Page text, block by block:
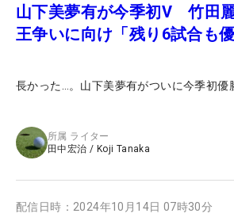
山下美夢有が今季初V 竹田
王争いに向け「残り6試合も
長かった…。山下美夢有がついに今季初優
所属 ライター
田中宏治 / Koji Tanaka
配信日時： 2024年10月14日 07時30分